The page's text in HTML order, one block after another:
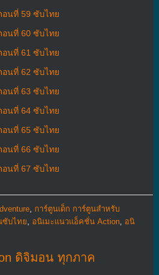
อนที่ 59 ซับไทย
อนที่ 60 ซับไทย
อนที่ 61 ซับไทย
อนที่ 62 ซับไทย
อนที่ 63 ซับไทย
อนที่ 64 ซับไทย
อนที่ 65 ซับไทย
อนที่ 66 ซับไทย
อนที่ 67 ซับไทย
, การ์ตูนเด็ก การ์ตูนสำหรับ
ซับไทย อนิเมะแนวแอ็คชั่น Action, อนิ
ดิจิมอน ทุกภาค